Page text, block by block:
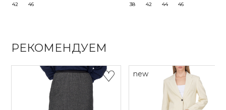
42 46 38 42 44 46
РЕКОМЕНДУЕМ
new